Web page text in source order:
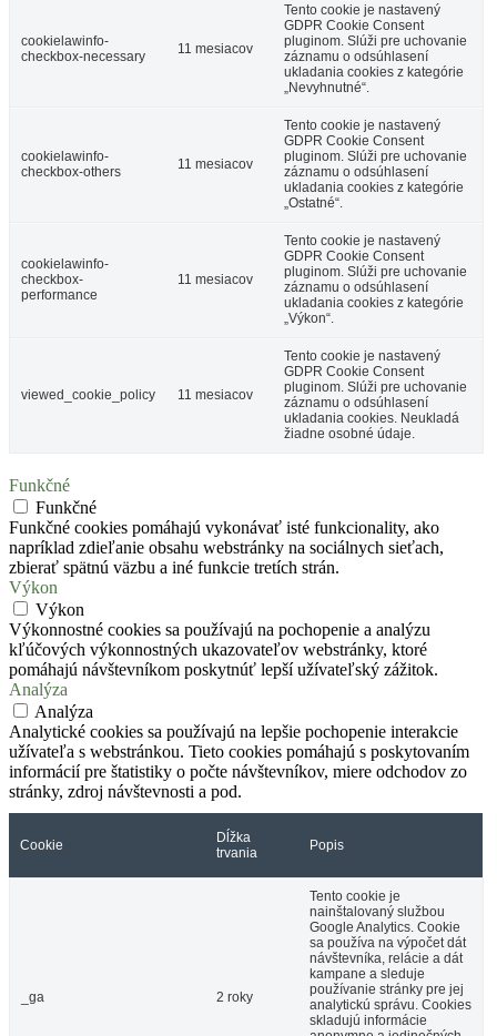
cookielawinfo-
checkbox-necessary
11 mesiacov
Tento cookie je nastavený
GDPR Cookie Consent
pluginom. Slúži pre uchovanie
záznamu o odsúhlasení
ukladania cookies z kategórie
„Nevyhnutné“.
cookielawinfo-
checkbox-others
11 mesiacov
Tento cookie je nastavený
GDPR Cookie Consent
pluginom. Slúži pre uchovanie
záznamu o odsúhlasení
ukladania cookies z kategórie
„Ostatné“.
cookielawinfo-
checkbox-
performance
11 mesiacov
Tento cookie je nastavený
GDPR Cookie Consent
pluginom. Slúži pre uchovanie
záznamu o odsúhlasení
ukladania cookies z kategórie
„Výkon“.
viewed_cookie_policy 11 mesiacov
Tento cookie je nastavený
GDPR Cookie Consent
pluginom. Slúži pre uchovanie
záznamu o odsúhlasení
ukladania cookies. Neukladá
žiadne osobné údaje.
Funkčné
Funkčné
Funkčné cookies pomáhajú vykonávať isté funkcionality, ako
napríklad zdieľanie obsahu webstránky na sociálnych sieťach,
zbierať spätnú väzbu a iné funkcie tretích strán.
Výkon
Výkon
Výkonnostné cookies sa používajú na pochopenie a analýzu
kľúčových výkonnostných ukazovateľov webstránky, ktoré
pomáhajú návštevníkom poskytnúť lepší užívateľský zážitok.
Analýza
Analýza
Analytické cookies sa používajú na lepšie pochopenie interakcie
užívateľa s webstránkou. Tieto cookies pomáhajú s poskytovaním
informácií pre štatistiky o počte návštevníkov, miere odchodov zo
stránky, zdroj návštevnosti a pod.
Cookie
Dĺžka
trvania
Popis
_ga 2 roky
Tento cookie je
nainštalovaný službou
Google Analytics. Cookie
sa používa na výpočet dát
návštevníka, relácie a dát
kampane a sleduje
používanie stránky pre jej
analytickú správu. Cookies
skladujú informácie